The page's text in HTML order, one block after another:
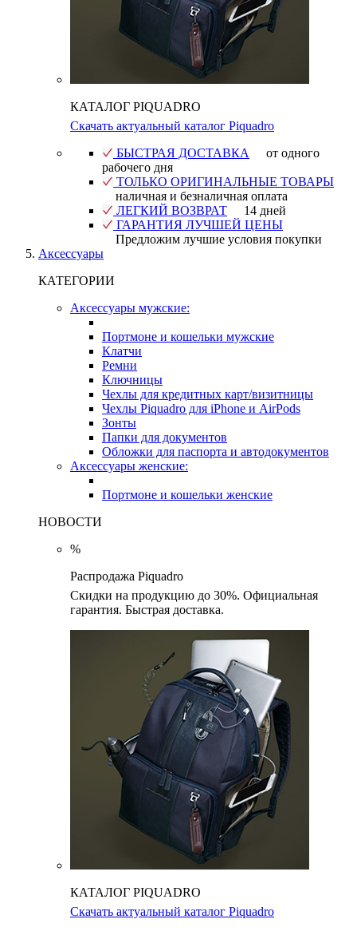
КАТАЛОГ PIQUADRO
Скачать актуальный каталог Piquadro
БЫСТРАЯ ДОСТАВКА
от одного
рабочего дня
ТОЛЬКО ОРИГИНАЛЬНЫЕ ТОВАРЫ
наличная и безналичная оплата
ЛЕГКИЙ ВОЗВРАТ
14 дней
ГАРАНТИЯ ЛУЧШЕЙ ЦЕНЫ
Предложим лучшие условия покупки
Аксессуары
КАТЕГОРИИ
Аксессуары мужские:
Портмоне и кошельки мужские
Клатчи
Ремни
Ключницы
Чехлы для кредитных карт/визитницы
Чехлы Piquadro для iPhone и AirPods
Зонты
Папки для документов
Обложки для паспорта и автодокументов
Аксессуары женские:
Портмоне и кошельки женские
НОВОСТИ
%
Распродажа Piquadro
Скидки на продукцию до 30%. Официальная
гарантия. Быстрая доставка.
КАТАЛОГ PIQUADRO
Скачать актуальный каталог Piquadro